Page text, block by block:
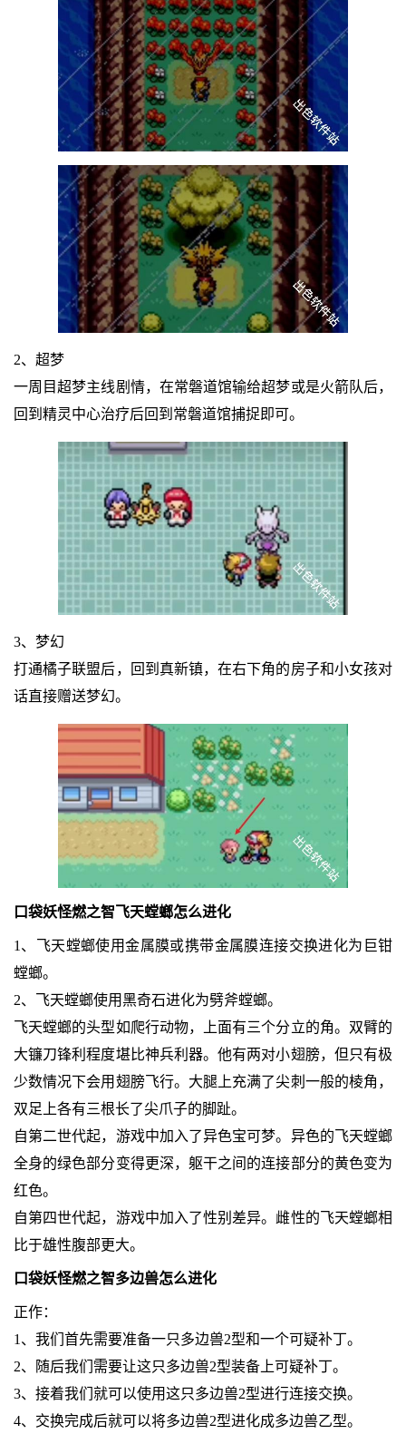
2、超梦
一周目超梦主线剧情，在常磐道馆输给超梦或是火箭队后，
回到精灵中心治疗后回到常磐道馆捕捉即可。
3、梦幻
打通橘子联盟后，回到真新镇，在右下角的房子和小女孩对
话直接赠送梦幻。
口袋妖怪燃之智飞天螳螂怎么进化
1、飞天螳螂使用金属膜或携带金属膜连接交换进化为巨钳
螳螂。
2、飞天螳螂使用黑奇石进化为劈斧螳螂。
飞天螳螂的头型如爬行动物，上面有三个分立的角。双臂的
大镰刀锋利程度堪比神兵利器。他有两对小翅膀，但只有极
少数情况下会用翅膀飞行。大腿上充满了尖刺一般的棱角，
双足上各有三根长了尖爪子的脚趾。
自第二世代起，游戏中加入了异色宝可梦。异色的飞天螳螂
全身的绿色部分变得更深，躯干之间的连接部分的黄色变为
红色。
自第四世代起，游戏中加入了性别差异。雌性的飞天螳螂相
比于雄性腹部更大。
口袋妖怪燃之智多边兽怎么进化
正作：
1、我们首先需要准备一只多边兽2型和一个可疑补丁。
2、随后我们需要让这只多边兽2型装备上可疑补丁。
3、接着我们就可以使用这只多边兽2型进行连接交换。
4、交换完成后就可以将多边兽2型进化成多边兽乙型。